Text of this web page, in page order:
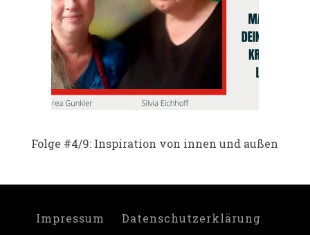
Folge #4/9: Inspiration von innen und außen
Impressum Datenschutzerklärung